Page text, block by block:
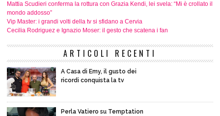
Mattia Scudieri conferma la rottura con Grazia Kendi, lei svela: “Mi è crollato il
mondo addosso”
Vip Master: i grandi volti della tv si sfidano a Cervia
Cecilia Rodriguez e Ignazio Moser: il gesto che scatena i fan
ARTICOLI RECENTI
A Casa di Emy, il gusto dei
ricordi conquista la tv
Perla Vatiero su Temptation